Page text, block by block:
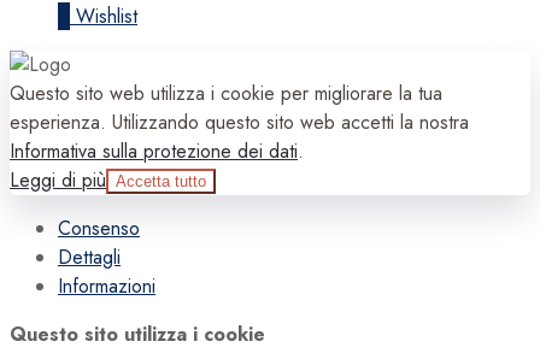
Wishlist
Questo sito web utilizza i cookie per migliorare la tua
esperienza. Utilizzando questo sito web accetti la nostra
Informativa sulla protezione dei dati.
Leggi di più Accetta tutto
Consenso
Dettagli
Informazioni
Questo sito utilizza i cookie